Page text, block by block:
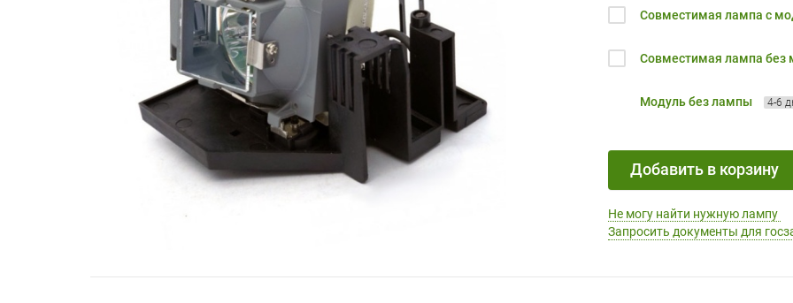
Совместимая лампа с
Совместимая лампа без
Модуль без лампы 4-6
Добавить в корзину
Не могу найти нужную лампу
Запросить документы для